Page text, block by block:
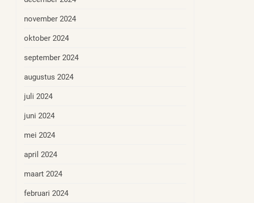
november 2024
oktober 2024
september 2024
augustus 2024
juli 2024
juni 2024
mei 2024
april 2024
maart 2024
februari 2024